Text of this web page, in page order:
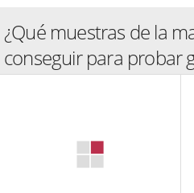
¿Qué muestras de la
conseguir para probar